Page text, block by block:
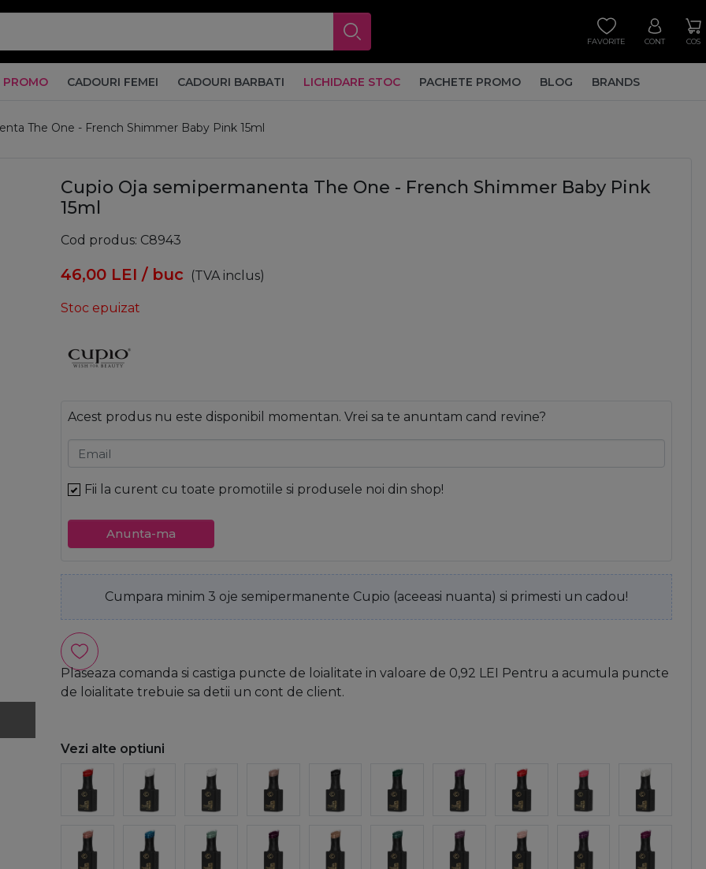
FAVORITE CONT COS
PROMO CADOURI FEMEI CADOURI BARBATI LICHIDARE STOC PACHETE PROMO BLOG BRANDS
The One - French Shimmer Baby Pink 15ml
Cupio Oja semipermanenta The One - French Shimmer Baby Pink
15ml
Cod produs C8943
46,00 LEI / buc (TVA inclus)
Stoc epuizat
Acest produs nu este disponibil momentan. Vrei sa te anuntam cand revine?
Email
Fii la curent cu toate promotiile si produsele noi din shop!
Anunta-ma
Cumpara minim 3 oje semipermanente Cupio (aceeasi nuanta) si primesti un cadou!
Plaseaza comanda si castiga puncte de loialitate in valoare de 0,92 LEI
Pentru a acumula puncte
de loialitate trebuie sa detii un cont de client.
Vezi alte optiuni